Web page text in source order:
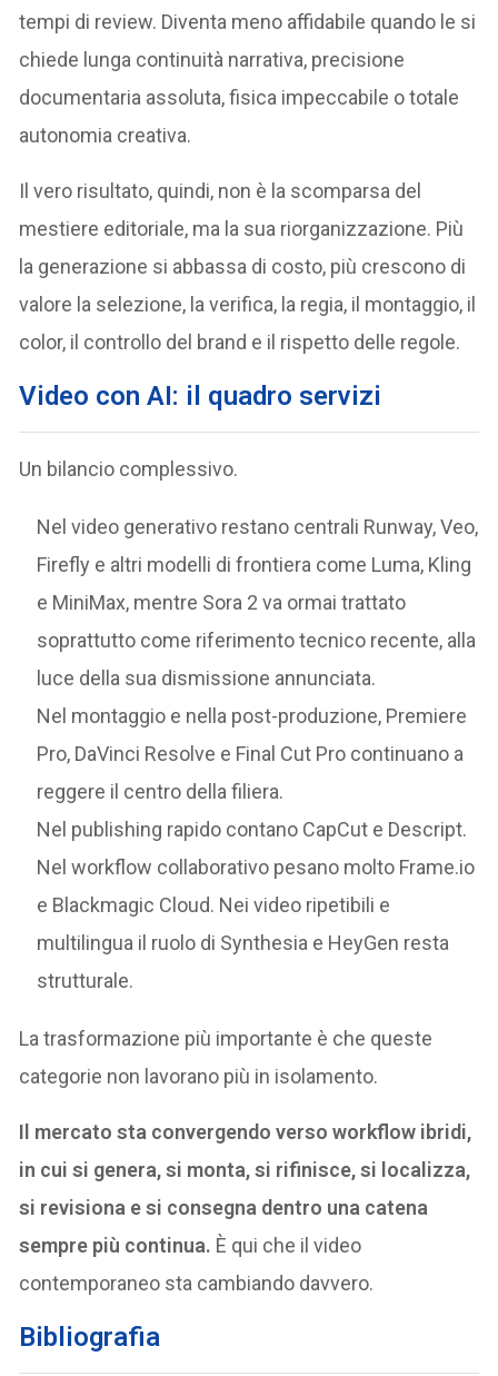
tempi di review. Diventa meno affidabile quando le si
chiede lunga continuità narrativa, precisione
documentaria assoluta, fisica impeccabile o totale
autonomia creativa.
Il vero risultato, quindi, non è la scomparsa del
mestiere editoriale, ma la sua riorganizzazione. Più
la generazione si abbassa di costo, più crescono di
valore la selezione, la verifica, la regia, il montaggio, il
color, il controllo del brand e il rispetto delle regole.
Video con AI: il quadro servizi
Un bilancio complessivo.
Nel video generativo restano centrali Runway, Veo,
Firefly e altri modelli di frontiera come Luma, Kling
e MiniMax, mentre Sora 2 va ormai trattato
soprattutto come riferimento tecnico recente, alla
luce della sua dismissione annunciata.
Nel montaggio e nella post-produzione, Premiere
Pro, DaVinci Resolve e Final Cut Pro continuano a
reggere il centro della filiera.
Nel publishing rapido contano CapCut e Descript.
Nel workflow collaborativo pesano molto Frame.io
e Blackmagic Cloud. Nei video ripetibili e
multilingua il ruolo di Synthesia e HeyGen resta
strutturale.
La trasformazione più importante è che queste
categorie non lavorano più in isolamento.
Il mercato sta convergendo verso workflow ibridi,
in cui si genera, si monta, si rifinisce, si localizza,
si revisiona e si consegna dentro una catena
sempre più continua. È qui che il video
contemporaneo sta cambiando davvero.
Bibliografia